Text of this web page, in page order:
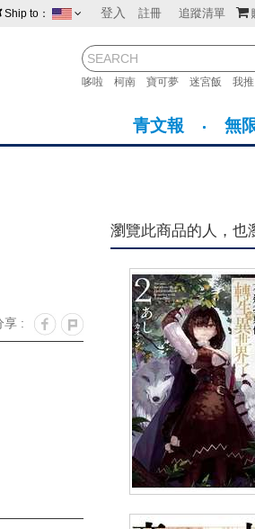
登入 註冊 追蹤清單
哆啦 柯南 寶可夢 迷宮飯 我
Ship to：
紐西蘭 馬來西
菲律賓
青文報 無
享 :
瀏覽此商品的人，也
輕小說 雖然不太清楚不